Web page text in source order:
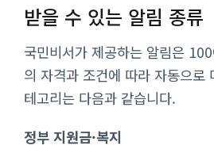
받을 수 있는 알림 종류
국민비서가 제공하는 알림은
의 자격과 조건에 따라 자동으로
테고리는 다음과 같습니다.
정부 지원금·복지